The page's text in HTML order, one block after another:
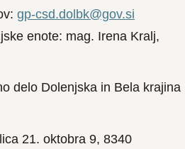
gp-csd.dolbk@gov.si
enote: mag. Irena Kralj,
delo Dolenjska in Bela krajina
21. oktobra 9, 8340